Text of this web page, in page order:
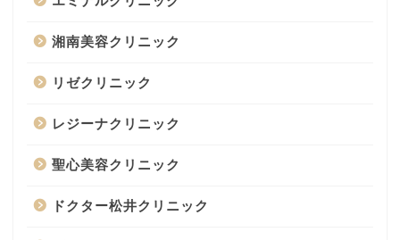
湘南美容クリニック
リゼクリニック
レジーナクリニック
聖心美容クリニック
ドクター松井クリニック